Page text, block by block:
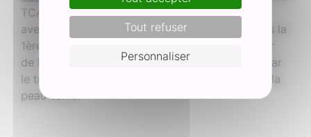
TCA-Active™ dans une formule gel à appliquer
avec un embout précision. Résultat garanti dans la
1ère semaine ! Pensez à protéger la peau autour
de la verrue avec une fine couche de Vaseline car
le traitement peut provoquer des irritations sur la
peau saine.
Tout refuser
Personnaliser